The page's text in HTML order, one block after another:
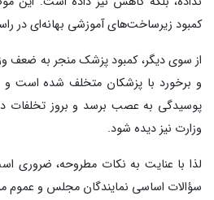
کمبود زیرساخت‌های آموزشی بهانه‌ای در
از سوی دیگر، کمبود پزشک منجر به ضعف
و برخورد با پزشکان متخلف شده است
پوسیدگی به عصب برسد و بروز تخلفات در
وزارت نیز دیده شود.
لذا با عنایت به نکات مطروحه، ضروری
سؤالات اساسی نمایندگان مجلس و عموم